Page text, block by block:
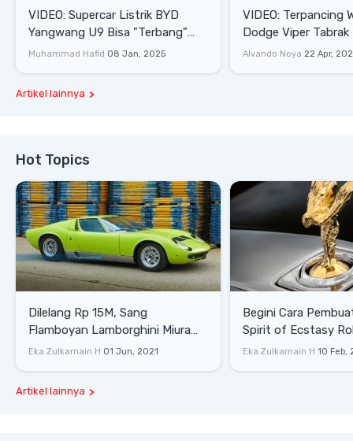
VIDEO: Supercar Listrik BYD
Yangwang U9 Bisa "Terbang"
Lewati Rintangan
Muhammad Hafid 08 Jan, 2025
VIDEO: Terpancing
Dodge Viper Tabrak
Saat Burnout
Alvando Noya 22 Apr,
Artikel lainnya
Hot Topics
Dilelang Rp 15M, Sang
Flamboyan Lamborghini Miura
P400 S
Eka Zulkarnain H 01 Jun, 2021
Begini Cara
Spirit of Ecstasy
Eka Zulkarnain H 10 Feb,
Artikel lainnya